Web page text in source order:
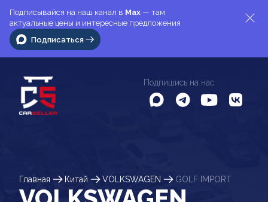
Подписывайся на наш канал в Max — там
актуальные цены и интересные предложения
Подписаться
Подпишись на нас
Главная Китай VOLKSWAGEN GOLF IMPORT